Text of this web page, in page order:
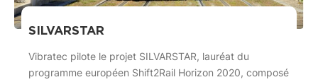
SILVARSTAR
Vibratec pilote le projet SILVARSTAR, lauréat du
programme européen Shift2Rail Horizon 2020, composé